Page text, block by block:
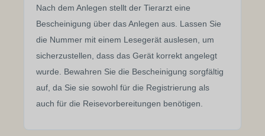
Nach dem Anlegen stellt der Tierarzt eine
Bescheinigung über das Anlegen aus. Lassen Sie
die Nummer mit einem Lesegerät auslesen, um
sicherzustellen, dass das Gerät korrekt angelegt
wurde. Bewahren Sie die Bescheinigung sorgfältig
auf, da Sie sie sowohl für die Registrierung als
auch für die Reisevorbereitungen benötigen.